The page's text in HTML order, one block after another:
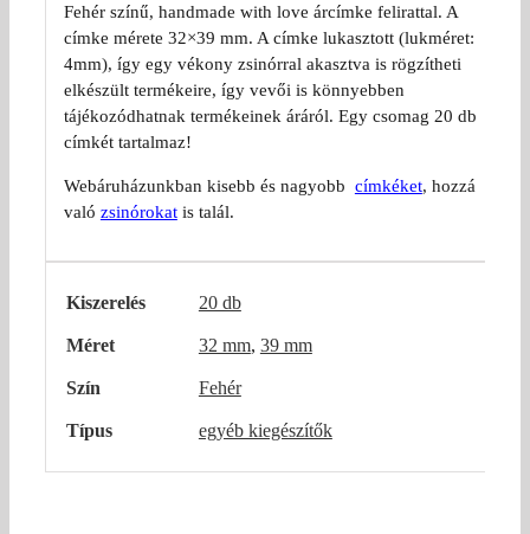
Fehér színű, handmade with love árcímke felirattal. A
címke mérete 32×39 mm. A címke lukasztott (lukméret:
4mm), így egy vékony zsinórral akasztva is rögzítheti
elkészült termékeire, így vevői is könnyebben
tájékozódhatnak termékeinek áráról. Egy csomag 20 db
címkét tartalmaz!
Webáruházunkban kisebb és nagyobb címkéket, hozzá
való zsinórokatis talál.
Kiszerelés 20 db
Méret 32 mm, 39 mm
Szín Fehér
Típus egyéb kiegészítők